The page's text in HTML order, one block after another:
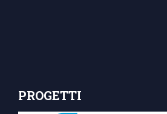
PROGETTI